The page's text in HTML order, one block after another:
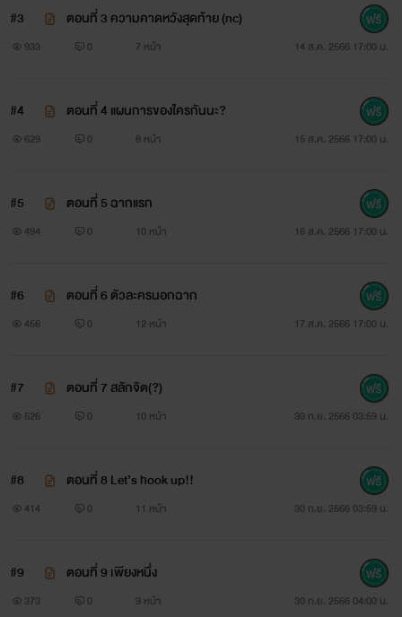
#3 ตอนที่ 3 ความคาดหวังสุดท้าย (nc)
933 0 7 หน้า 14 ส.ค. 2566 17:00 น.
#4 ตอนที่ 4 แผนการของใครกันนะ?
629 0 8 หน้า 15 ส.ค. 2566 17:00 น.
#5 ตอนที่ 5 ฉากแรก
494 0 10 หน้า 16 ส.ค. 2566 17:00 น.
#6 ตอนที่ 6 ตัวละครนอกฉาก
456 0 12 หน้า 17 ส.ค. 2566 17:00 น.
#7 ตอนที่ 7 สลักจิต(?)
526 0 10 หน้า 30 ก.ย. 2566 03:59 น.
#8 ตอนที่ 8 Let’s hook up!!
414 0 11 หน้า 30 ก.ย. 2566 03:59 น.
#9 ตอนที่ 9 เพียงหนึ่ง
373 0 9 หน้า 30 ก.ย. 2566 04:00 น.